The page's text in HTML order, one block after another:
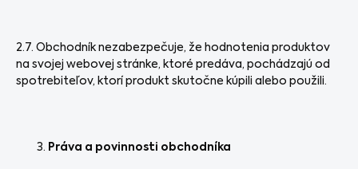
2.7. Obchodník nezabezpečuje, že hodnotenia produktov
na svojej webovej stránke, ktoré predáva, pochádzajú od
spotrebiteľov, ktorí produkt skutočne kúpili alebo použili.
Práva a povinnosti obchodníka